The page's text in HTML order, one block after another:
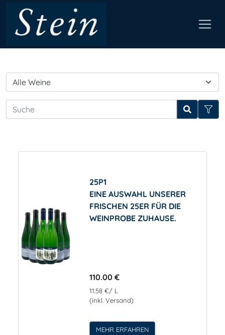
25P1
EINE AUSWAHL UNSERER
FRISCHEN 25ER FÜR DIE
WEINPROBE ZUHAUSE.
110.00 €
11.58 €/ L
(inkl. Versand)
MEHR ERFAHREN